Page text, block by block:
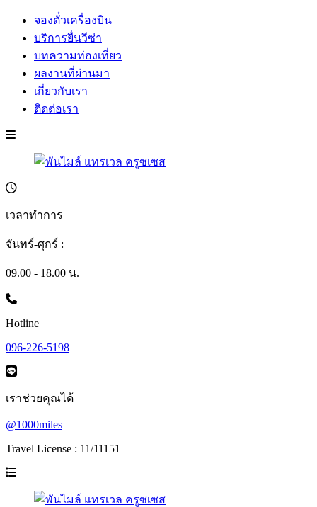
จองตั๋วเครื่องบิน
บริการยื่นวีซ่า
บทความท่องเที่ยว
ผลงานที่ผ่านมา
เกี่ยวกับเรา
ติดต่อเรา
เวลาทำการ
จันทร์-ศุกร์ :
09.00 - 18.00 น.
Hotline
096-226-5198
เราช่วยคุณได้
@1000miles
Travel License : 11/11151